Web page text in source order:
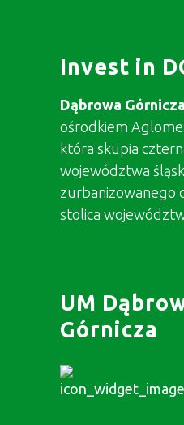
Invest in
Dąbrowa Górnicza
ośrodkiem
która skupia
województwa
zurbanizowanego
stolica
UM
Górnicza